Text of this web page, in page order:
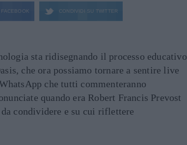
FACEBOOK CONDIVIDI SU TWITTER
sta ridisegnando il processo educativo
che ora possiamo tornare a sentire live
che tutti commenteranno
quando era Robert Francis Prevost
condividere e su cui riflettere